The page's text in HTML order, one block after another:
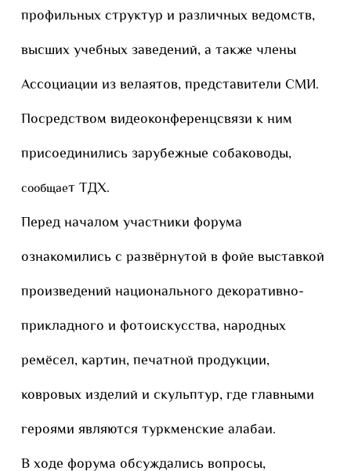
профильных структур и различных ведомств,
высших учебных заведений, а также члены
Ассоциации из велаятов, представители СМИ.
Посредством видеоконференцсвязи к ним
присоединились зарубежные собаководы,
сообщает ТДХ.
Перед началом участники форума
ознакомились с развёрнутой в фойе выставкой
произведений национального декоративно-
прикладного и фотоискусства, народных
ремёсел, картин, печатной продукции,
ковровых изделий и скульптур, где главными
героями являются туркменские алабаи.
В ходе форума обсуждались вопросы,